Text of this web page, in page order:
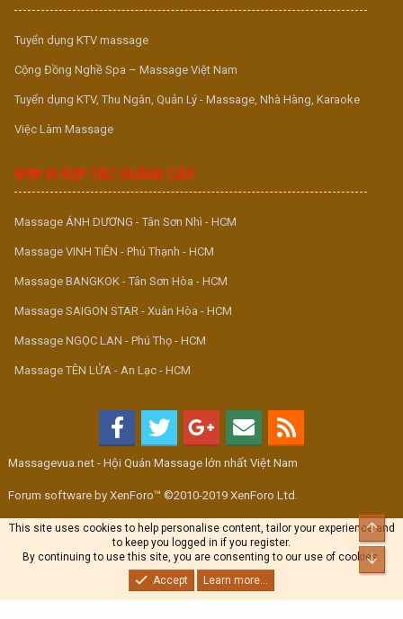
Tuyển dụng KTV massage
Cộng Đồng Nghề Spa – Massage Việt Nam
Tuyển dụng KTV, Thu Ngân, Quản Lý - Massage, Nhà Hàng, Karaoke
Việc Làm Massage
ĐƠN VỊ HỢP TÁC QUẢNG CÁO
Massage ÁNH DƯƠNG - Tân Sơn Nhì - HCM
Massage VINH TIÊN - Phú Thạnh - HCM
Massage BANGKOK - Tân Sơn Hòa - HCM
Massage SAIGON STAR - Xuân Hòa - HCM
Massage NGỌC LAN - Phú Thọ - HCM
Massage TÊN LỬA - An Lạc - HCM
Massagevua.net - Hội Quán Massage lớn nhất Việt Nam
Forum software by XenForo™ ©2010-2019 XenForo Ltd.
This site uses cookies to help personalise content, tailor your experience and
to keep you logged in if you register.
By continuing to use this site, you are consenting to our use of cookies.
Accept
Learn more...
Top